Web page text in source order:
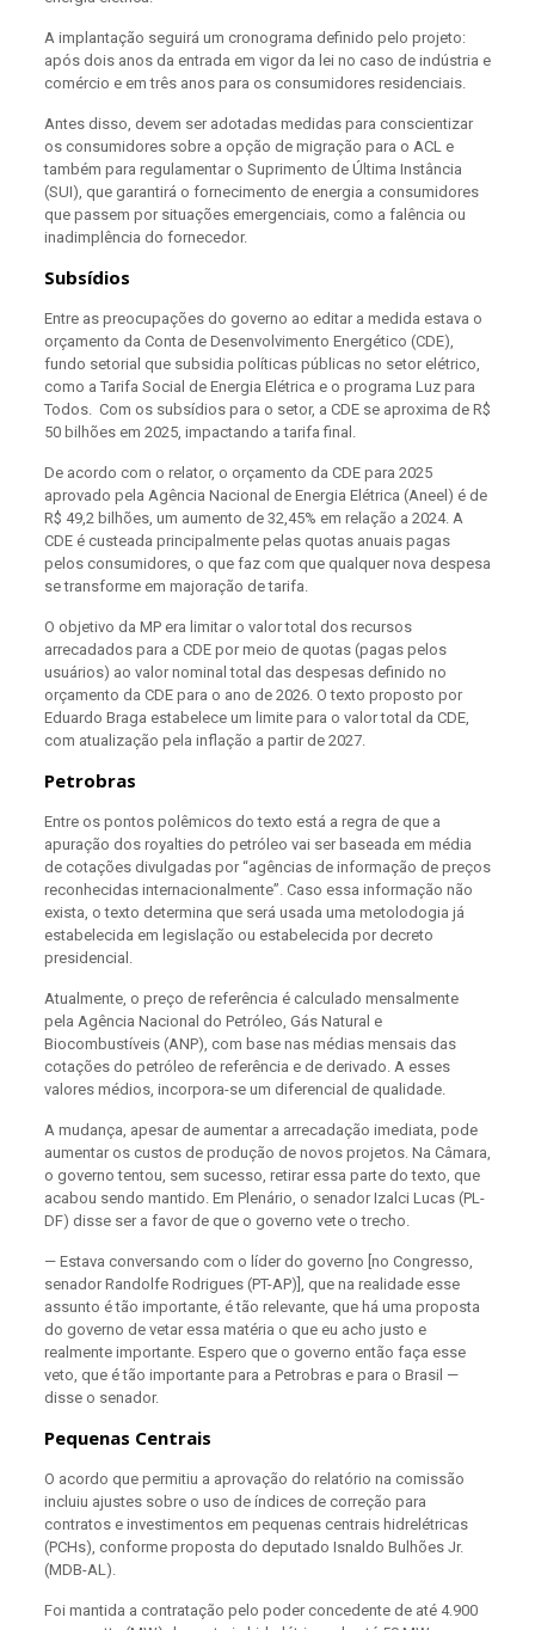
A implantação seguirá um cronograma definido pelo projeto:
após dois anos da entrada em vigor da lei no caso de indústria e
comércio e em três anos para os consumidores residenciais.
Antes disso, devem ser adotadas medidas para conscientizar
os consumidores sobre a opção de migração para o ACL e
também para regulamentar o Suprimento de Última Instância
(SUI), que garantirá o fornecimento de energia a consumidores
que passem por situações emergenciais, como a falência ou
inadimplência do fornecedor.
Subsídios
Entre as preocupações do governo ao editar a medida estava o
orçamento da Conta de Desenvolvimento Energético (CDE),
fundo setorial que subsidia políticas públicas no setor elétrico,
como a Tarifa Social de Energia Elétrica e o programa Luz para
Todos. Com os subsídios para o setor, a CDE se aproxima de R$
50 bilhões em 2025, impactando a tarifa final.
De acordo com o relator, o orçamento da CDE para 2025
aprovado pela Agência Nacional de Energia Elétrica (Aneel) é de
R$ 49,2 bilhões, um aumento de 32,45% em relação a 2024. A
CDE é custeada principalmente pelas quotas anuais pagas
pelos consumidores, o que faz com que qualquer nova despesa
se transforme em majoração de tarifa.
O objetivo da MP era limitar o valor total dos recursos
arrecadados para a CDE por meio de quotas (pagas pelos
usuários) ao valor nominal total das despesas definido no
orçamento da CDE para o ano de 2026. O texto proposto por
Eduardo Braga estabelece um limite para o valor total da CDE,
com atualização pela inflação a partir de 2027.
Petrobras
Entre os pontos polêmicos do texto está a regra de que a
apuração dos royalties do petróleo vai ser baseada em média
de cotações divulgadas por “agências de informação de preços
reconhecidas internacionalmente”. Caso essa informação não
exista, o texto determina que será usada uma metolodogia já
estabelecida em legislação ou estabelecida por decreto
presidencial.
Atualmente, o preço de referência é calculado mensalmente
pela Agência Nacional do Petróleo, Gás Natural e
Biocombustíveis (ANP), com base nas médias mensais das
cotações do petróleo de referência e de derivado. A esses
valores médios, incorpora-se um diferencial de qualidade.
A mudança, apesar de aumentar a arrecadação imediata, pode
aumentar os custos de produção de novos projetos. Na Câmara,
o governo tentou, sem sucesso, retirar essa parte do texto, que
acabou sendo mantido. Em Plenário, o senador Izalci Lucas (PL-
DF) disse ser a favor de que o governo vete o trecho.
— Estava conversando com o líder do governo [no Congresso,
senador Randolfe Rodrigues (PT-AP)], que na realidade esse
assunto é tão importante, é tão relevante, que há uma proposta
do governo de vetar essa matéria o que eu acho justo e
realmente importante. Espero que o governo então faça esse
veto, que é tão importante para a Petrobras e para o Brasil —
disse o senador.
Pequenas Centrais
O acordo que permitiu a aprovação do relatório na comissão
incluiu ajustes sobre o uso de índices de correção para
contratos e investimentos em pequenas centrais hidrelétricas
(PCHs), conforme proposta do deputado Isnaldo Bulhões Jr.
(MDB-AL).
Foi mantida a contratação pelo poder concedente de até 4.900